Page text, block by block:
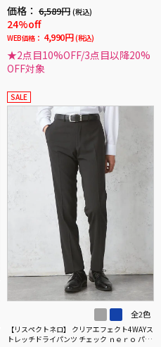
価格： 6,589円 (税込)
24%off
WEB価格： 4,990円 (税込)
★2点目10%OFF/3点目以降20%
OFF対象
SALE
全2色
【リスペクトネロ】 クリアエフェクト4WAYス
トレッチドライパンツ チェック ｎｅｒｏ パン